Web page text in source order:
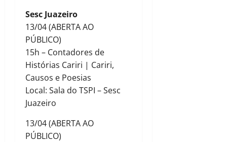
Sesc Juazeiro
13/04 (ABERTA AO
PÚBLICO)
15h – Contadores de
Histórias Cariri | Cariri,
Causos e Poesias
Local: Sala do TSPI – Sesc
Juazeiro
13/04 (ABERTA AO
PÚBLICO)